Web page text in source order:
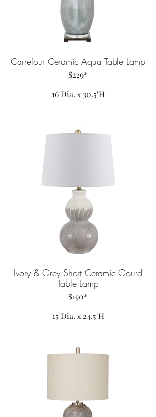
Carrefour Ceramic Aqua Table Lamp
$229*
16"Dia. x 30.5"H
Ivory & Grey Short Ceramic Gourd
Table Lamp
$190*
15"Dia. x 24.5"H